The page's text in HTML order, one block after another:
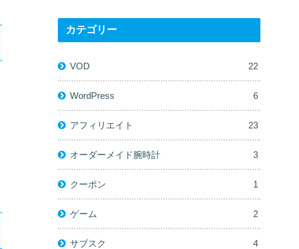
カテゴリー
VOD 22
WordPress 6
アフィリエイト 23
オーダーメイド腕時計 3
クーポン 1
ゲーム 2
サブスク 4